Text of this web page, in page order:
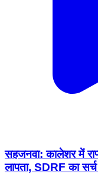
सहजनवा: कालेशर में
लापता, SDRF का